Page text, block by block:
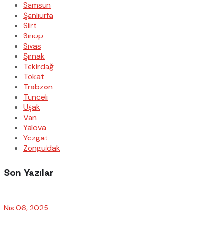
Samsun
Şanlıurfa
Siirt
Sinop
Sivas
Şırnak
Tekirdağ
Tokat
Trabzon
Tunceli
Uşak
Van
Yalova
Yozgat
Zonguldak
Son Yazılar
Nis 06, 2025